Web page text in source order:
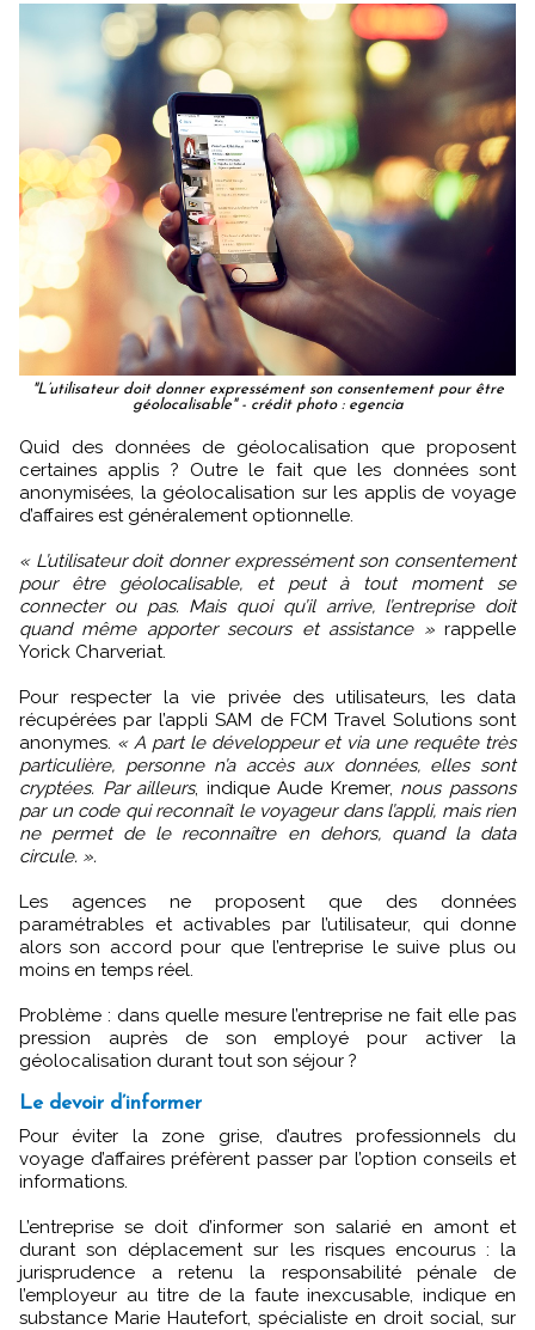
"L’utilisateur doit donner expressément son consentement pour être
géolocalisable" - crédit photo : egencia
Quid des données de géolocalisation que proposent
certaines applis ? Outre le fait que les données sont
anonymisées, la géolocalisation sur les applis de voyage
d’affaires est généralement optionnelle.
« L’utilisateur doit donner expressément son consentement
pour être géolocalisable, et peut à tout moment se
connecter ou pas. Mais quoi qu’il arrive, l’entreprise doit
quand même apporter secours et assistance »rappelle
Yorick Charveriat.
Pour respecter la vie privée des utilisateurs, les data
récupérées par l’appli SAM de FCM Travel Solutions sont
anonymes. « A part le développeur et via une requête très
particulière, personne n’a accès aux données, elles sont
cryptées. Par ailleurs, indique Aude Kremer, nous passons
par un code qui reconnaît le voyageur dans l’appli, mais rien
ne permet de le reconnaître en dehors, quand la data
circule. ».
Les agences ne proposent que des données
paramétrables et activables par l’utilisateur, qui donne
alors son accord pour que l’entreprise le suive plus ou
moins en temps réel.
Problème : dans quelle mesure l’entreprise ne fait elle pas
pression auprès de son employé pour activer la
géolocalisation durant tout son séjour ?
Le devoir d’informer
Pour éviter la zone grise, d’autres professionnels du
voyage d’affaires préfèrent passer par l’option conseils et
informations.
L’entreprise se doit d’informer son salarié en amont et
durant son déplacement sur les risques encourus : la
jurisprudence a retenu la responsabilité pénale de
l’employeur au titre de la faute inexcusable, indique en
substance Marie Hautefort, spécialiste en droit social, sur